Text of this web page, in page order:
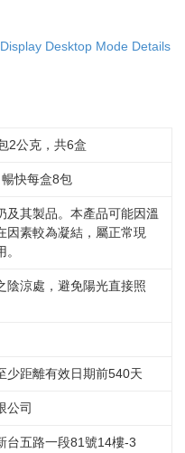
Display Desktop Mode Details
2公克，共6盒
快每盒8包
及其製品。本產品可能因溫
因素較為凝結，屬正常現
陰涼處，避免陽光直接照
少距離有效日期前540天
公司
台五路一段81號14樓-3